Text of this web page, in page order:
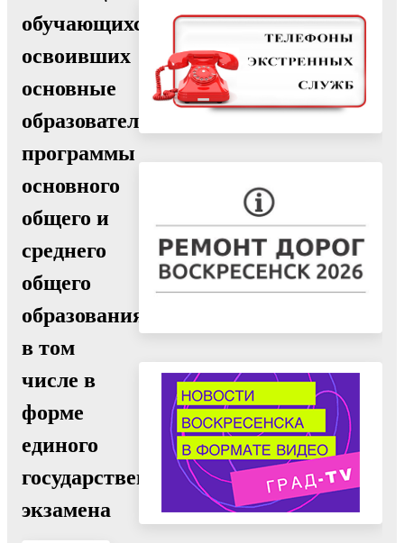
обучающихся,
освоивших
основные
образовательные
программы
основного
общего и
среднего
общего
образования,
в том
числе в
форме
единого
государственного
экзамена